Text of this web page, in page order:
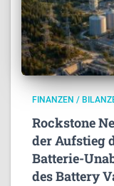
FINANZEN /
Rockstone
der Aufstieg
Batterie-
des Battery